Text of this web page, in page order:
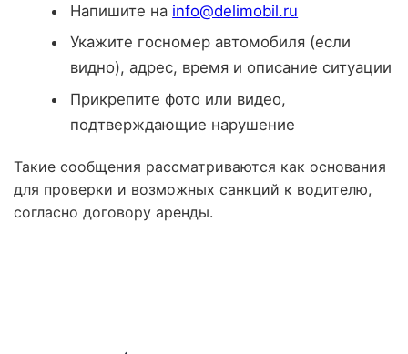
Напишите на info@delimobil.ru
Укажите госномер автомобиля (если
видно), адрес, время и описание ситуации
Прикрепите фото или видео,
подтверждающие нарушение
Такие сообщения рассматриваются как основания
для проверки и возможных санкций к водителю,
согласно договору аренды.